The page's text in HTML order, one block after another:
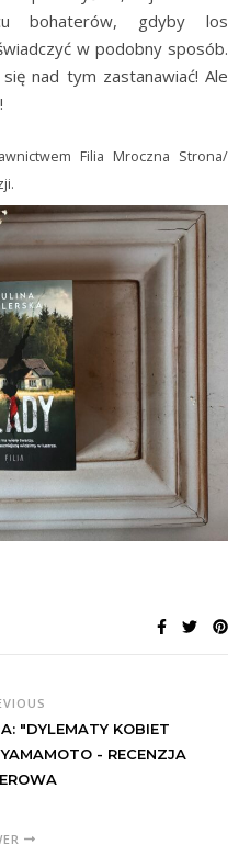
bohaterów, gdyby los
w podobny sposób.
nad tym zastanawiać! Ale
Filia Mroczna Strona/
"DYLEMATY KOBIET
- RECENZJA